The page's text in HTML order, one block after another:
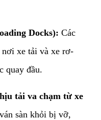
Docks): Các
nơi xe tải và xe rơ-
quay đầu.
tải va chạm từ xe
sàn khỏi bị vỡ,